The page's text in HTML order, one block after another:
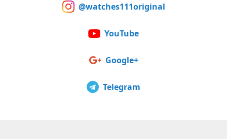
@watches111original
YouTube
Google+
Telegram